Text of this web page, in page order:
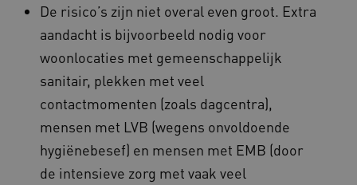
De risico’s zijn niet overal even groot. Extra
aandacht is bijvoorbeeld nodig voor
woonlocaties met gemeenschappelijk
sanitair, plekken met veel
contactmomenten (zoals dagcentra),
mensen met LVB (wegens onvoldoende
hygiënebesef) en mensen met EMB (door
de intensieve zorg met vaak veel
AWSALBCORS
Amazon.com Inc.
a594.kennispleingehandicaptensector.nl